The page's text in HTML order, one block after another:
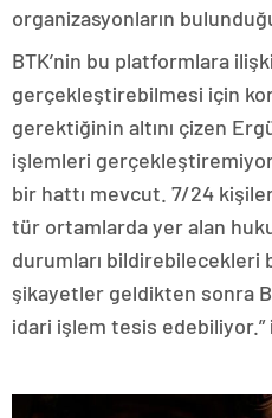
organizasyonların
BTK’nin bu platformlara
gerçekleştirebilmesi için
gerektiğinin altını çizen
işlemleri gerçekleştiremiyor.
bir hattı mevcut. 7/24
tür ortamlarda yer alan
durumları bildirebilecekleri
şikayetler geldikten sonra
idari işlem tesis edebiliyor.”